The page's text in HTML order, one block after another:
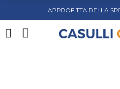
APPROFITTA DELLA